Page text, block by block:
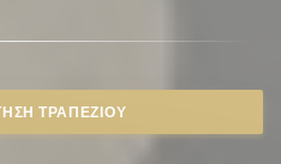
ΤΡΑΠΕΖΙΟΎ